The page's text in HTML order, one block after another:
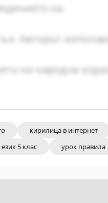
на
Авторът
на народни
кирилица в интернет
5 клас урок правила